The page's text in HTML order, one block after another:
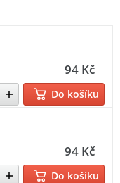
94 Kč
Do košíku
94 Kč
Do košíku